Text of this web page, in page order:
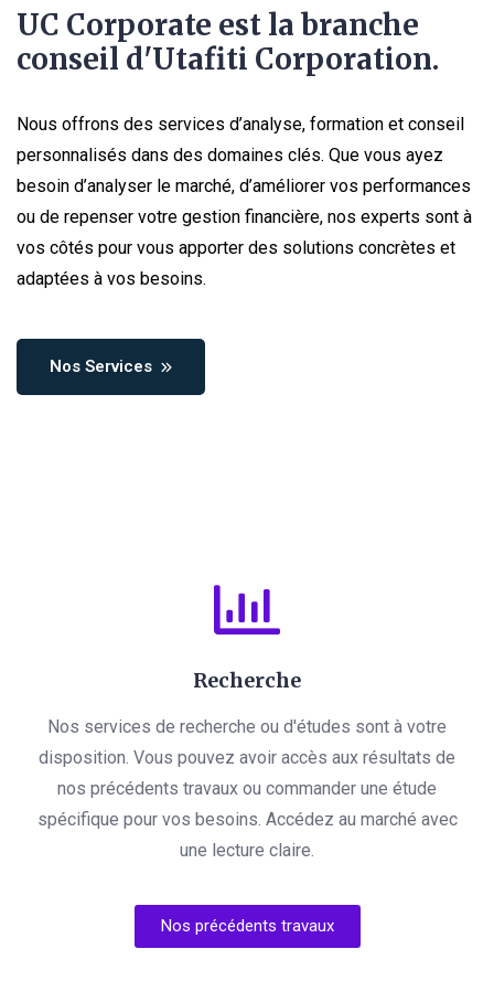
UC Corporate est la branche
conseil d'Utafiti Corporation.
Nous offrons des services d’analyse, formation et conseil
personnalisés dans des domaines clés. Que vous ayez
besoin d’analyser le marché, d’améliorer vos performances
ou de repenser votre gestion financière, nos experts sont à
vos côtés pour vous apporter des solutions concrètes et
adaptées à vos besoins.
Nos Services
Recherche
Nos services de recherche ou d'études sont à votre
disposition. Vous pouvez avoir accès aux résultats de
nos précédents travaux ou commander une étude
spécifique pour vos besoins. Accédez au marché avec
une lecture claire.
Nos précédents travaux